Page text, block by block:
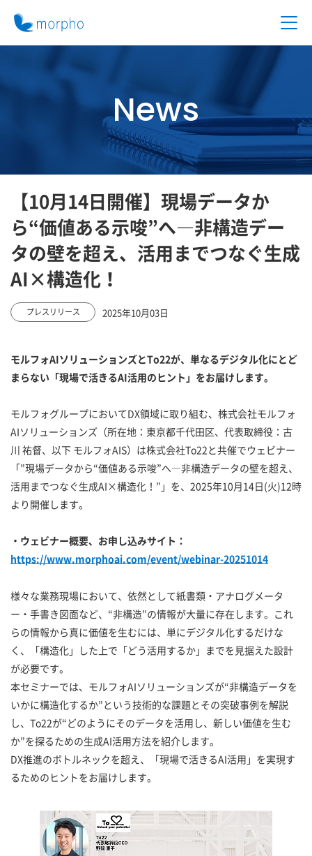
News
【10月14日開催】現場データか
ら“価値ある示唆”へ—非構造デー
タの壁を超え、活用までつなぐ生成
AI×構造化！
プレスリリース 2025年10月03日
モルフォAIソリューションズとTo22が、単なるデジタル化にとど
まらない「現場で活きるAI活用のヒント」をお届けします。
モルフォグループにおいてDX領域に取り組む、株式会社モルフォ
AIソリューションズ（所在地：東京都千代田区、代表取締役：古
川 祐督、以下 モルフォAIS）は株式会社To22と共催でウェビナー
「”現場データから“価値ある示唆”へ—非構造データの壁を超え、
活用までつなぐ生成AI×構造化！”」を、2025年10月14日(火)12時
より開催します。
・ウェビナー概要、お申し込みサイト：
https://www.morphoai.com/event/webinar-20251014
様々な業務現場において、依然として紙書類・アナログメータ
ー・手書き図面など、“非構造”の情報が大量に存在します。これ
らの情報から真に価値を生むには、単にデジタル化するだけな
く、「構造化」した上で「どう活用するか」までを見据えた設計
が必要です。
本セミナーでは、モルフォAIソリューションズが“非構造データを
いかに構造化するか”という技術的な課題とその突破事例を解説
し、To22が“どのようにそのデータを活用し、新しい価値を生む
か”を探るための生成AI活用方法を紹介します。
DX推進のボトルネックを超え、「現場で活きるAI活用」を実現す
るためのヒントをお届けします。